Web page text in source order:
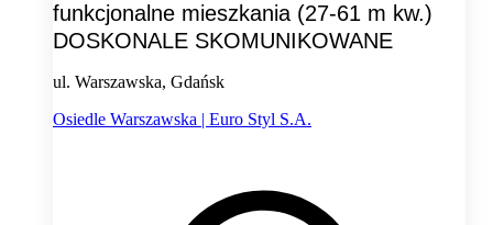
funkcjonalne mieszkania (27-61 m kw.)
DOSKONALE SKOMUNIKOWANE
ul. Warszawska, Gdańsk
Osiedle Warszawska | Euro Styl S.A.